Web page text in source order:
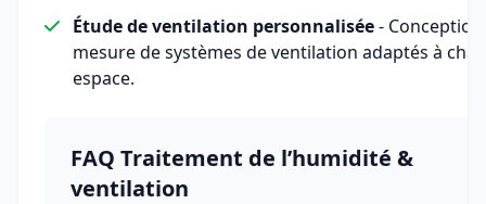
Étude de ventilation personnalisée-
mesure de systèmes de ventilation adaptés à
espace.
FAQ Traitement de l’humidité &
ventilation